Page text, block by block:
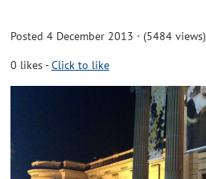
Posted 4 December 2013 · (5484 views)
0 likes-Click to like